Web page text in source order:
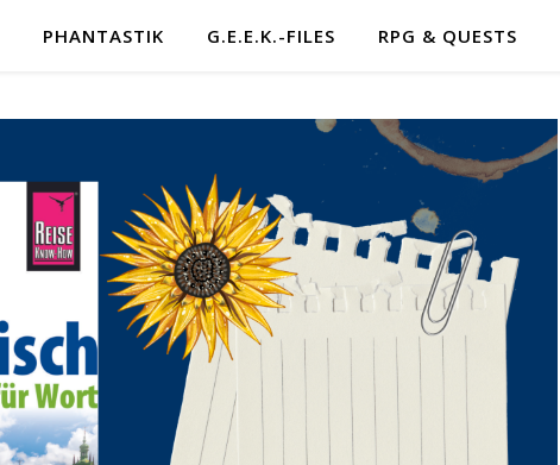
PHANTASTIK G.E.E.K.-FILES RPG & QUESTS